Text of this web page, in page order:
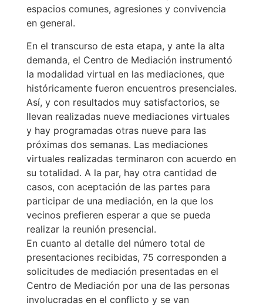
espacios comunes, agresiones y convivencia
en general.
En el transcurso de esta etapa, y ante la alta
demanda, el Centro de Mediación instrumentó
la modalidad virtual en las mediaciones, que
históricamente fueron encuentros presenciales.
Así, y con resultados muy satisfactorios, se
llevan realizadas nueve mediaciones virtuales
y hay programadas otras nueve para las
próximas dos semanas. Las mediaciones
virtuales realizadas terminaron con acuerdo en
su totalidad. A la par, hay otra cantidad de
casos, con aceptación de las partes para
participar de una mediación, en la que los
vecinos prefieren esperar a que se pueda
realizar la reunión presencial.
En cuanto al detalle del número total de
presentaciones recibidas, 75 corresponden a
solicitudes de mediación presentadas en el
Centro de Mediación por una de las personas
involucradas en el conflicto y se van